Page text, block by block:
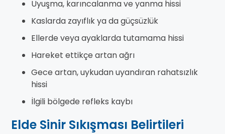
Uyuşma, karıncalanma ve yanma hissi
Kaslarda zayıflık ya da güçsüzlük
Ellerde veya ayaklarda tutamama hissi
Hareket ettikçe artan ağrı
Gece artan, uykudan uyandıran rahatsızlık
hissi
İlgili bölgede refleks kaybı
Elde Sinir Sıkışması Belirtileri